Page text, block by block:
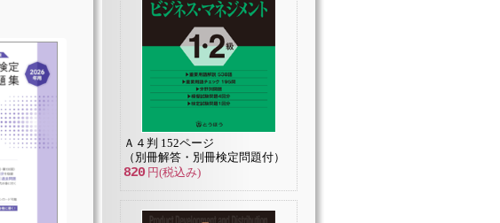
Ａ４判 152ページ
（別冊解答・別冊検定問題付）
820円(税込み)